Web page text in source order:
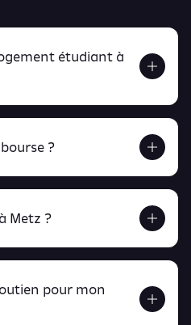
étudiant à
ça en cliquant ici !
?
ici.
Metz ?
peux
pour mon